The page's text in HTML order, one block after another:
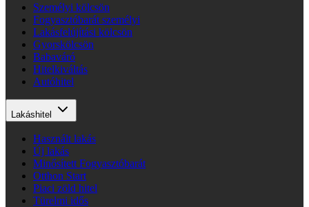
Személyi kölcsön
Fogyasztóbarát személyi
Lakásfelújítási kölcsön
Gyorskölcsön
Babaváró
Hitelkiváltás
Autóhitel
Lakáshitel
Használt lakás
Új lakás
Minősített Fogyasztóbarát
Otthon Start
Piaci zöld hitel
Türelmi idős